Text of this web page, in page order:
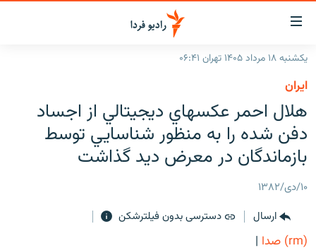
لینک‌های
قابلیت
دسترسی
بازگشت
منوی
اصلی
رفتن
صفحه
ایران
جهان
رادیو
گزارش‌های تصویریزنان فردا
یکشنبه ۱۸ مرداد ۱۴۰۵ تهران ۰۶:۴۱
ايران
هلال احمر عکسهاي ديجيتالي از اجساد
دفن شده را به منظور شناسايي توسط
بازماندگان در معرض ديد گذاشت
۱۰/دی/۱۳۸۲
ارسال
دسترسی بدون فیلترشکن
(rm) صدا
|